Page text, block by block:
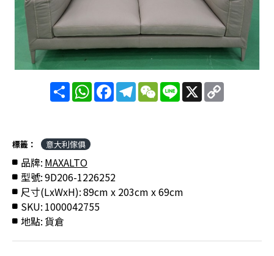
分
享
WhatsAppFacebookTelegram
WeChat
Line X Copy
Link
標籤： 意大利傢俱
品牌: MAXALTO
型號:9D206-1226252
尺寸(LxWxH):89cm x 203cm x 69cm
SKU: 1000042755
地點:貨倉